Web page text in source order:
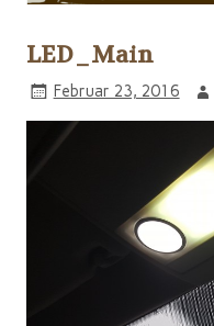
LED_Main
Februar 23, 2016